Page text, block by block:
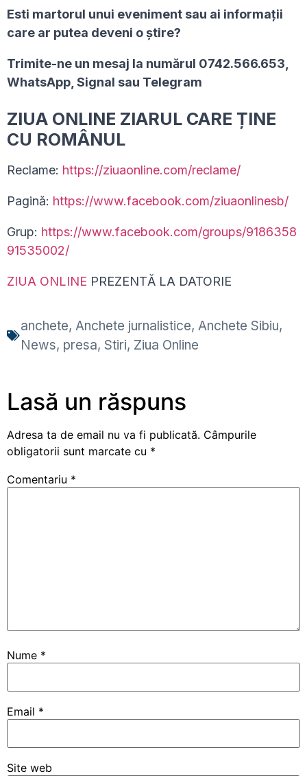
Esti martorul unui eveniment sau ai informaţii
care ar putea deveni o ştire?
Trimite-ne un mesaj la numărul 0742.566.653,
WhatsApp, Signal sau Telegram
ZIUA ONLINE ZIARUL CARE ȚINE
CU ROMÂNUL
Reclame: https://ziuaonline.com/reclame/
Pagină: https://www.facebook.com/ziuaonlinesb/
Grup: https://www.facebook.com/groups/9186358
91535002/
ZIUA ONLINE PREZENTĂ LA DATORIE
anchete, Anchete jurnalistice, Anchete Sibiu,
News, presa, Stiri, Ziua Online
Lasă un răspuns
Adresa ta de email nu va fi publicată. Câmpurile
obligatorii sunt marcate cu *
Comentariu *
Nume *
Email *
Site web